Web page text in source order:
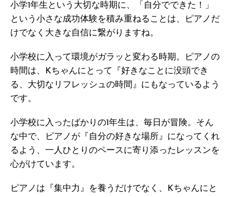
小学1年生という大切な時期に、「自分でできた！」
という小さな成功体験を積み重ねることは、ピアノだ
けでなく大きな自信に繋がりますね。
小学校に入って環境がガラッと変わる時期。ピアノの
時間は、Kちゃんにとって『好きなことに没頭でき
る、大切なリフレッシュの時間』にもなっているよう
です。
小学校に入ったばかりの1年生は、毎日が冒険。そん
な中で、ピアノが『自分の好きな場所』になってくれ
るよう、一人ひとりのペースに寄り添ったレッスンを
心がけています。
ピアノは『集中力』を養うだけでなく、Kちゃんにと